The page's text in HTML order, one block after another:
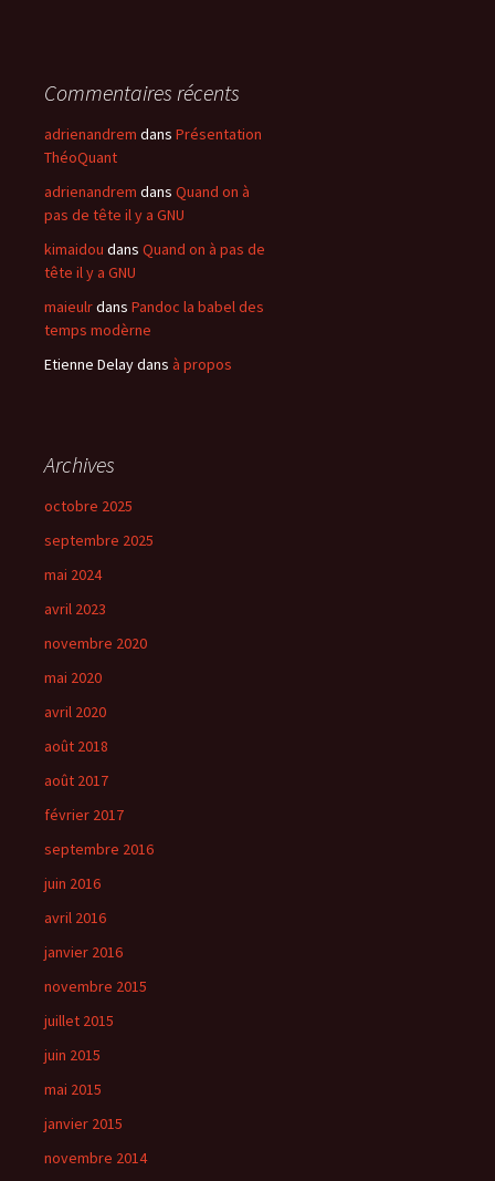
Commentaires récents
adrienandrem dans Présentation
ThéoQuant
adrienandrem dans Quand on à
pas de tête il y a GNU
kimaidou dans Quand on à pas de
tête il y a GNU
maieulrdans Pandoc la babel des
temps modèrne
Etienne Delaydans à propos
Archives
octobre 2025
septembre 2025
mai 2024
avril 2023
novembre 2020
mai 2020
avril 2020
août 2018
août 2017
février 2017
septembre 2016
juin 2016
avril 2016
janvier 2016
novembre 2015
juillet 2015
juin 2015
mai 2015
janvier 2015
novembre 2014